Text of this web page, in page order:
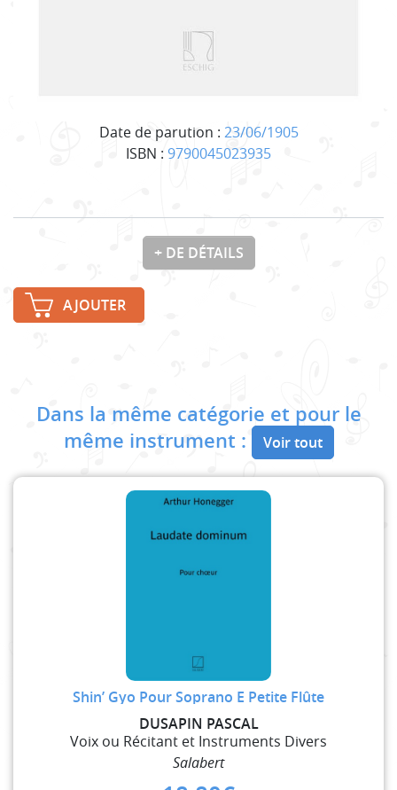
Date de parution : 23/06/1905
ISBN : 9790045023935
+ DE DÉTAILS
AJOUTER
Dans la même catégorie et pour le
même instrument :
Voir tout
Shin’ Gyo Pour Soprano E Petite Flûte
DUSAPIN PASCAL
Voix ou Récitant et Instruments Divers
Salabert